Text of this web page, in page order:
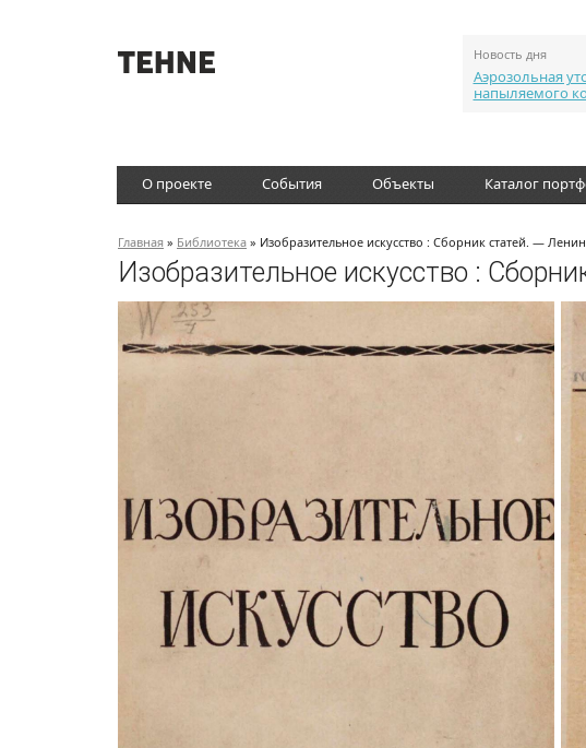
Новость дня
Аэрозольная
напыляемого
О проекте События Объекты Каталог
Главная » Библиотека » Изобразительное искусство : Сборник статей. —
Изобразительное искусство :